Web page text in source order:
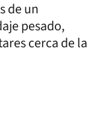
de un
pesado,
cerca de la